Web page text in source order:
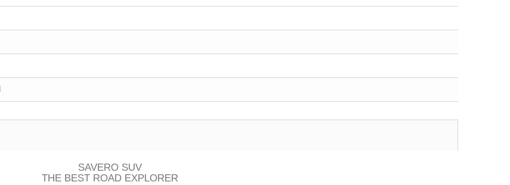
SAVERO SUV
THE BEST ROAD EXPLORER